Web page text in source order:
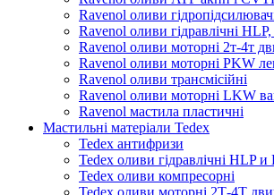
Ravenol оливи
Ravenol оливи гідравлічні
Ravenol оливи моторні 2т-4т
Ravenol оливи моторні PKW
Ravenol оливи трансмісійні
Ravenol оливи моторні LKW
Ravenol мастила пластичні
Мастильні матеріали Tedex
Tedex антифризи
Tedex оливи гідравлічні HLP
Tedex оливи компресорні
Tedex оливи моторні 2Т-4Т